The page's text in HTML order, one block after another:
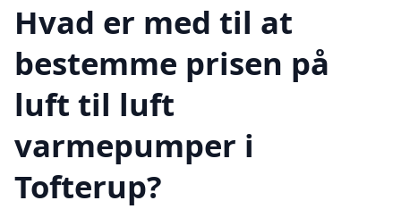
Hvad er med til at
bestemme prisen på
luft til luft
varmepumper i
Tofterup?